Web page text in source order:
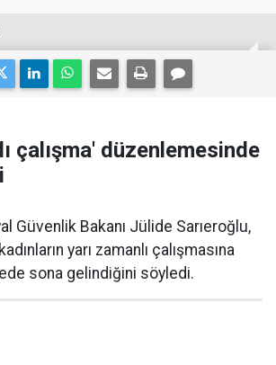
çalışma' düzenlemesinde
Güvenlik Bakanı Jülide Sarıeroğlu,
yarı zamanlı çalışmasına
sona gelindiğini söyledi.